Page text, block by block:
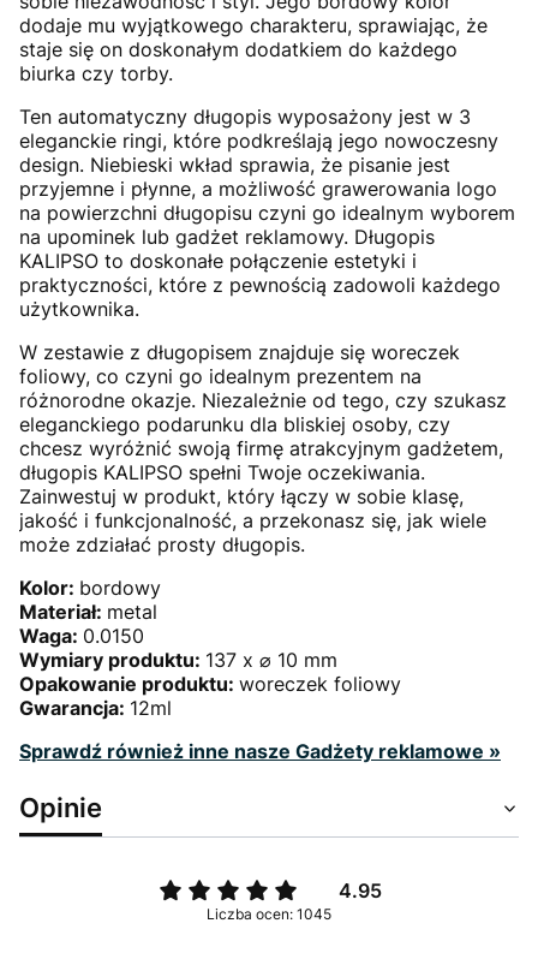
dodaje mu wyjątkowego charakteru, sprawiając, że
staje się on doskonałym dodatkiem do każdego
biurka czy torby.
Ten automatyczny długopis wyposażony jest w 3
eleganckie ringi, które podkreślają jego nowoczesny
design. Niebieski wkład sprawia, że pisanie jest
przyjemne i płynne, a możliwość grawerowania logo
na powierzchni długopisu czyni go idealnym wyborem
na upominek lub gadżet reklamowy. Długopis
KALIPSO to doskonałe połączenie estetyki i
praktyczności, które z pewnością zadowoli każdego
użytkownika.
W zestawie z długopisem znajduje się woreczek
foliowy, co czyni go idealnym prezentem na
różnorodne okazje. Niezależnie od tego, czy szukasz
eleganckiego podarunku dla bliskiej osoby, czy
chcesz wyróżnić swoją firmę atrakcyjnym gadżetem,
długopis KALIPSO spełni Twoje oczekiwania.
Zainwestuj w produkt, który łączy w sobie klasę,
jakość i funkcjonalność, a przekonasz się, jak wiele
może zdziałać prosty długopis.
Kolor: bordowy
Materiał: metal
Waga: 0.0150
Wymiary produktu: 137 x ⌀ 10 mm
Opakowanie produktu: woreczek foliowy
Gwarancja: 12ml
Sprawdź również inne nasze Gadżety reklamowe »
Opinie
4.95
Liczba ocen: 1045